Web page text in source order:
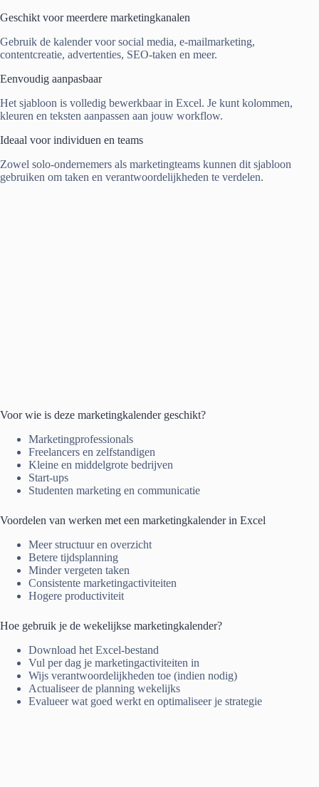
Geschikt voor meerdere marketingkanalen
Gebruik de kalender voor social media, e-mailmarketing,
contentcreatie, advertenties, SEO-taken en meer.
Eenvoudig aanpasbaar
Het sjabloon is volledig bewerkbaar in Excel. Je kunt kolommen,
kleuren en teksten aanpassen aan jouw workflow.
Ideaal voor individuen en teams
Zowel solo-ondernemers als marketingteams kunnen dit sjabloon
gebruiken om taken en verantwoordelijkheden te verdelen.
Voor wie is deze marketingkalender geschikt?
Marketingprofessionals
Freelancers en zelfstandigen
Kleine en middelgrote bedrijven
Start-ups
Studenten marketing en communicatie
Voordelen van werken met een marketingkalender in Excel
Meer structuur en overzicht
Betere tijdsplanning
Minder vergeten taken
Consistente marketingactiviteiten
Hogere productiviteit
Hoe gebruik je de wekelijkse marketingkalender?
Download het Excel-bestand
Vul per dag je marketingactiviteiten in
Wijs verantwoordelijkheden toe (indien nodig)
Actualiseer de planning wekelijks
Evalueer wat goed werkt en optimaliseer je strategie